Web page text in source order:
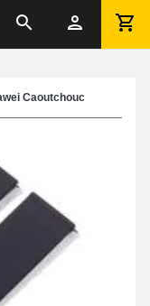
Caoutchouc